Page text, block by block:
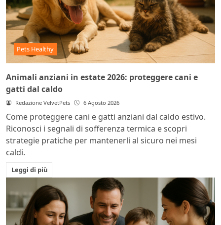
Pets Healthy
Animali anziani in estate 2026: proteggere cani e
gatti dal caldo
Redazione VelvetPets 6 Agosto 2026
Come proteggere cani e gatti anziani dal caldo estivo.
Riconosci i segnali di sofferenza termica e scopri
strategie pratiche per mantenerli al sicuro nei mesi
caldi.
Leggi di più